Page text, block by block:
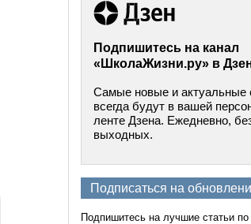
Подпишитесь на канал
«ШколаЖизни.ру» в
Самые новые и актуальные
всегда будут в вашей
ленте Дзена. Ежедневно,
выходных.
Подписаться на
Подпишитесь на лучшие статьи по